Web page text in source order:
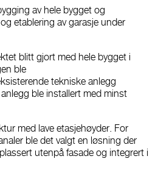
av hele bygget og
etablering av garasje under
blitt gjort med hele bygget i
ble
tekniske anlegg
ble installert med minst
med lave etasjehøyder. For
ble det valgt en løsning der
utenpå fasade og integrert i